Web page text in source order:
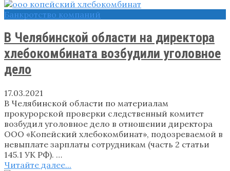
Банкротство компаний
В Челябинской области на директора
хлебокомбината возбудили уголовное
дело
17.03.2021
В Челябинской области по материалам
прокурорской проверки следственный комитет
возбудил уголовное дело в отношении директора
ООО «Копейский хлебокомбинат», подозреваемой в
невыплате зарплаты сотрудникам (часть 2 статьи
145.1 УК РФ). …
Читайте далее...